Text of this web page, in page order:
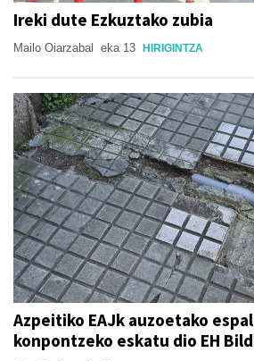
Ireki dute Ezkuztako zubia
Mailo Oiarzabal eka 13 HIRIGINTZA
Azpeitiko EAJk auzoetako
konpontzeko eskatu dio EH